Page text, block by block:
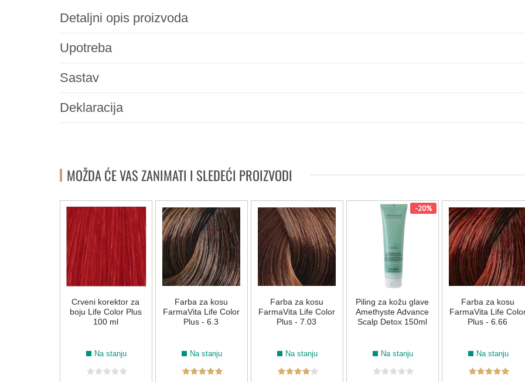
Detaljni opis proizvoda
Upotreba
Sastav
Deklaracija
MOŽDA ĆE VAS ZANIMATI I SLEDEĆI PROIZVODI
Crveni korektor za
boju Life Color Plus
100 ml
Na stanju
Farba za kosu
FarmaVita Life Color
Plus - 6.3
Na stanju
Farba za kosu
FarmaVita Life Color
Plus - 7.03
Na stanju
-20%
Piling za kožu glave
Amethyste Advance
Scalp Detox 150ml
Na stanju
Farba za kosu
FarmaVita Life
Plus - 6.66
Na stanju